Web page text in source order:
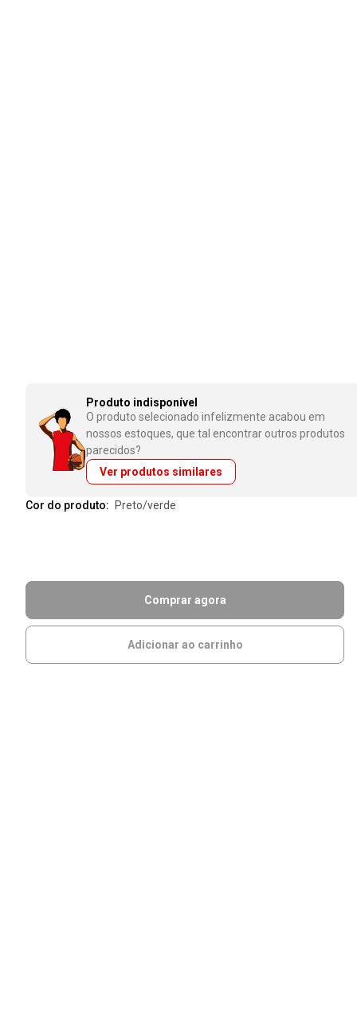
Produto indisponível
O produto selecionado infelizmente acabou em
nossos estoques, que tal encontrar outros produtos
parecidos?
Ver produtos similares
Cor do produto: preto/verde
Comprar agora
Adicionar ao carrinho